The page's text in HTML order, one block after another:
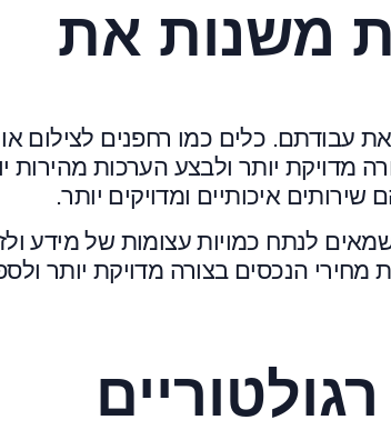
משנות את
עבודתם. כלים כמו רחפנים לצילום או
מדויקת יותר ולבצע הערכות מהירות
איכותיים ומדויקים יותר.
לנתח כמויות עצומות של מידע
הנכסים בצורה מדויקת יותר